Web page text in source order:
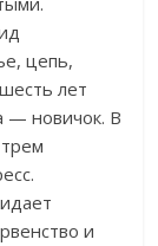
цепь,
лет
— новичок. В
и